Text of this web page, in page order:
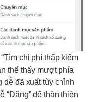
chi phí thấp kiếm
thể thấy mượtphía
dễ đã xuấttùy chỉnh
“Đăng” để thân thiện